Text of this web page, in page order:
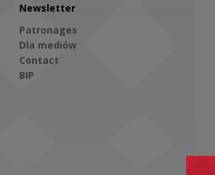
Newsletter
Patronages
Dla mediów
Contact
BIP